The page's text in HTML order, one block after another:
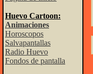
Huevo Cartoon:
Animaciones
Horoscopos
Salvapantallas
Radio Huevo
Fondos de pantalla